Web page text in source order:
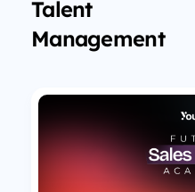
Talent
Management